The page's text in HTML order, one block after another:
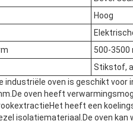
Hoog
500-3500
Stikstof,
industriële oven is geschikt
oven heeft
heeft een
isolatiemateriaal.De oven